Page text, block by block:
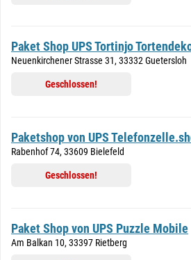
Paket Shop UPS Tortinjo
Neuenkirchener Strasse 31, 33332 Guetersloh
Geschlossen!
Paketshop von UPS
Rabenhof 74, 33609 Bielefeld
Geschlossen!
Paket Shop von UPS Puzzle Mobile
Am Balkan 10, 33397 Rietberg